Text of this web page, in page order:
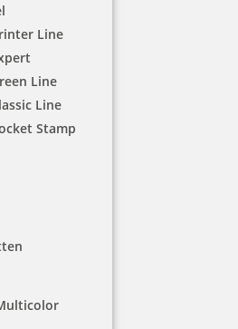
Line
Line
Line
Stamp
- KATEGORIEN
Printer Line